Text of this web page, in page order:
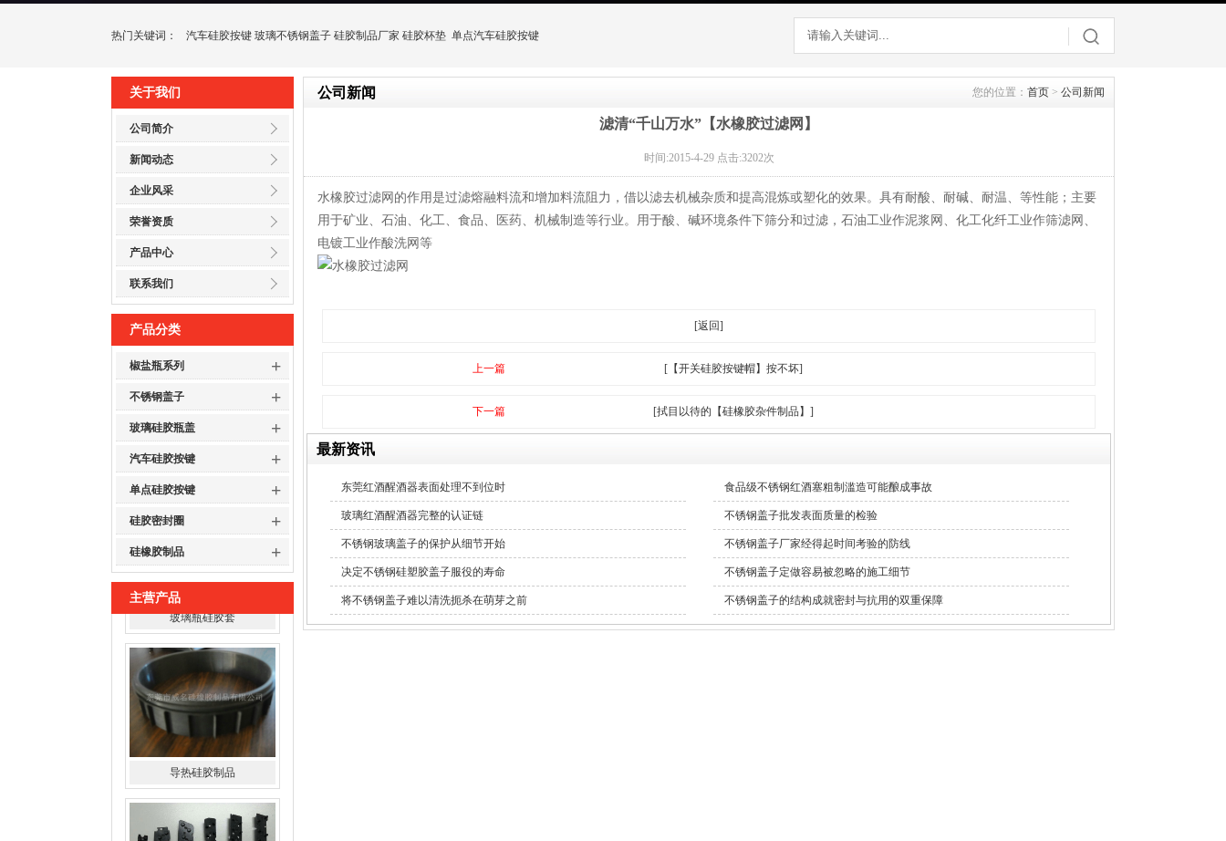
热门关键词： 汽车硅胶按键 玻璃不锈钢盖子 硅胶制品厂家 硅胶杯垫 单点汽车硅胶按键
关于我们
公司简介
新闻动态
企业风采
荣誉资质
产品中心
联系我们
产品分类
椒盐瓶系列 +
不锈钢盖子 +
玻璃硅胶瓶盖 +
汽车硅胶按键 +
单点硅胶按键 +
硅胶密封圈 +
硅橡胶制品 +
主营产品
导热硅胶制品
公司新闻 您的位置： 首页 > 公司新闻
滤清“千山万水”【水橡胶过滤网】
时间:2015-4-29 点击:3202次
水橡胶过滤网的作用是过滤熔融料流和增加料流阻力，借以滤去机械杂质和提高混炼或塑化的效果。具有耐酸、耐碱、耐温、等性能；主要
用于矿业、石油、化工、食品、医药、机械制造等行业。用于酸、碱环境条件下筛分和过滤，石油工业作泥浆网、化工化纤工业作筛滤网、
电镀工业作酸洗网等
[返回]
上一篇 [【开关硅胶按键帽】按不坏]
下一篇 [拭目以待的【硅橡胶杂件制品】]
最新资讯
东莞红酒醒酒器表面处理不到位时 食品级不锈钢红酒塞粗制滥造可能酿成事故
玻璃红酒醒酒器完整的认证链 不锈钢盖子批发表面质量的检验
不锈钢玻璃盖子的保护从细节开始 不锈钢盖子厂家经得起时间考验的防线
决定不锈钢硅塑胶盖子服役的寿命 不锈钢盖子定做容易被忽略的施工细节
将不锈钢盖子难以清洗扼杀在萌芽之前 不锈钢盖子的结构成就密封与抗用的双重保障